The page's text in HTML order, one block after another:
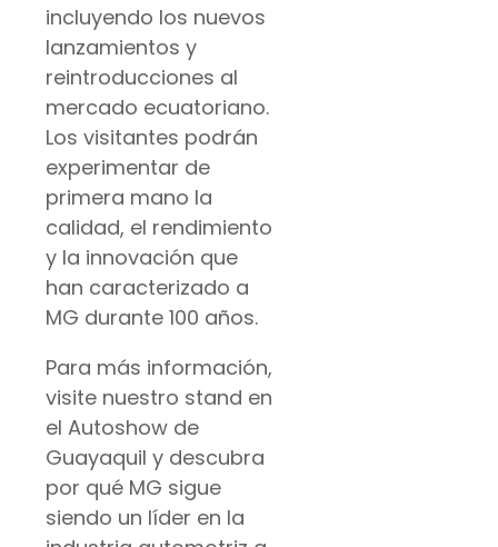
incluyendo los nuevos
lanzamientos y
reintroducciones al
mercado ecuatoriano.
Los visitantes podrán
experimentar de
primera mano la
calidad, el rendimiento
y la innovación que
han caracterizado a
MG durante 100 años.
Para más información,
visite nuestro stand en
el Autoshow de
Guayaquil y descubra
por qué MG sigue
siendo un líder en la